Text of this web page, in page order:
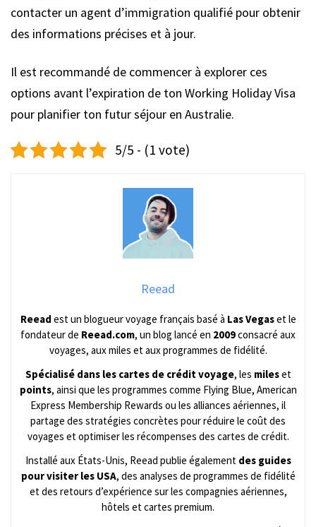
contacter un agent d’immigration qualifié pour obtenir
des informations précises et à jour.
Il est recommandé de commencer à explorer ces
options avant l’expiration de ton Working Holiday Visa
pour planifier ton futur séjour en Australie.
5/5 - (1 vote)
Reead
Reead est un blogueur voyage français basé à Las Vegaset le
fondateur de Reead.com, un blog lancé en 2009consacré aux
voyages, aux miles et aux programmes de fidélité.
Spécialisé dans les cartes de crédit voyage, les mileset
points, ainsi que les programmes comme Flying Blue, American
Express Membership Rewards ou les alliances aériennes, il
partage des stratégies concrètes pour réduire le coût des
voyages et optimiser les récompenses des cartes de crédit.
Installé aux États-Unis, Reead publie également des guides
pour visiter les USA, des analyses de programmes de fidélité
et des retours d’expérience sur les compagnies aériennes,
hôtels et cartes premium.